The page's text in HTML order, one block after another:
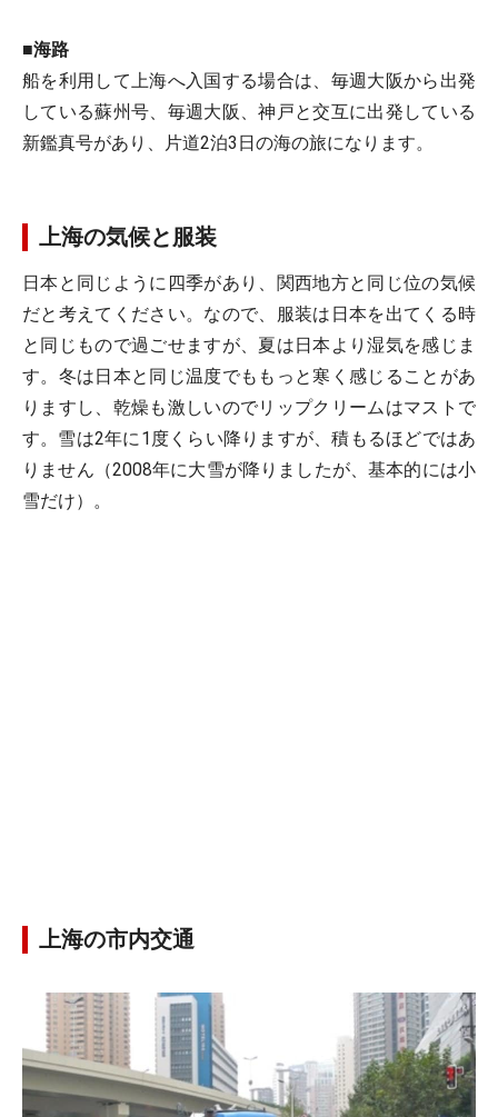
■海路
船を利用して上海へ入国する場合は、毎週大阪から出発
している蘇州号、毎週大阪、神戸と交互に出発している
新鑑真号があり、片道2泊3日の海の旅になります。
上海の気候と服装
日本と同じように四季があり、関西地方と同じ位の気候
だと考えてください。なので、服装は日本を出てくる時
と同じもので過ごせますが、夏は日本より湿気を感じま
す。冬は日本と同じ温度でももっと寒く感じることがあ
りますし、乾燥も激しいのでリップクリームはマストで
す。雪は2年に1度くらい降りますが、積もるほどではあ
りません（2008年に大雪が降りましたが、基本的には小
雪だけ）。
上海の市内交通